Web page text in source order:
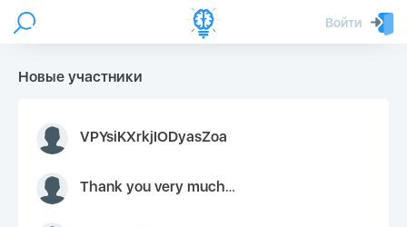
Войти
Новые участники
VPYsiKXrkjIODyasZoa
Thank you very much for your inquiry We appreciate you 9126052 https://youtube.com faceapple !